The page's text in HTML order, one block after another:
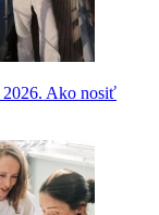
2026. Ako nosiť